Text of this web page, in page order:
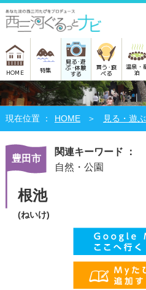
HOME 特集
見る･遊
ぶ･体験
する
買う･食
べる
温泉・
泊
HOME 見る・遊
豊田市
関連キーワード ：
自然・公園
根池
(ねいけ)